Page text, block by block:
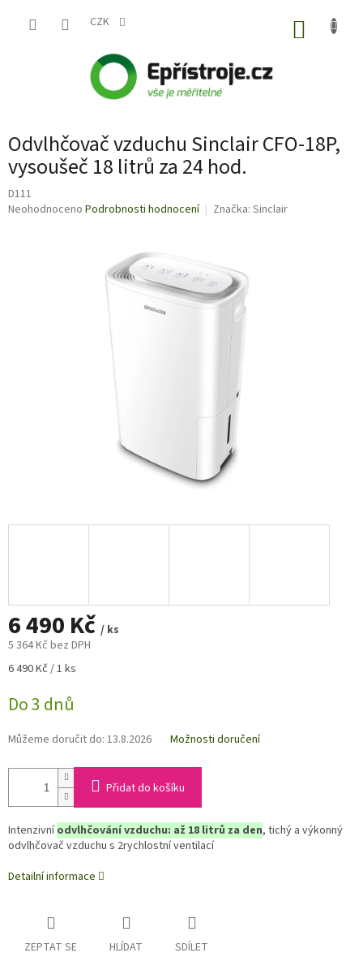
CZK
Odvlhčovač vzduchu Sinclair CFO-18P,
vysoušeč 18 litrů za 24 hod.
D111
Průměrné
Neohodnoceno Podrobnosti hodnocení Značka: Sinclair
6 490 Kč / ks
5 364 Kč bez DPH
Měrná
6 490 Kč / 1 ks
Do 3 dnů
Můžeme doručit do: 13.8.2026 Možnosti doručení
Přidat do košíku
Intenzivníodvlhčování vzduchu: až 18 litrů za den, tichý a výkonný
odvlhčovač vzduchu s 2rychlostní ventilací
Detailní informace
ZEPTAT SE HLÍDAT SDÍLET